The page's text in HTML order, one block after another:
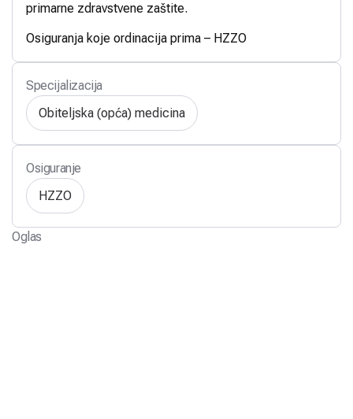
primarne zdravstvene zaštite.
Osiguranja koje ordinacija prima – HZZO
Specijalizacija
Obiteljska (opća) medicina
Osiguranje
HZZO
Oglas